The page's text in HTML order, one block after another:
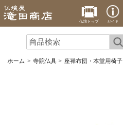
仏壇トップ ガイド
ホーム 寺院仏具 座禅布団・本堂用椅子